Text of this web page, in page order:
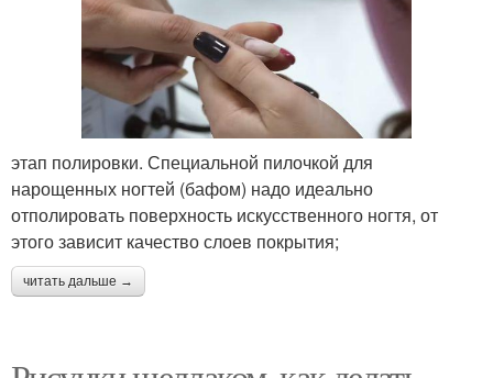
этап полировки. Специальной пилочкой для
нарощенных ногтей (бафом) надо идеально
отполировать поверхность искусственного ногтя, от
этого зависит качество слоев покрытия;
читать дальше →